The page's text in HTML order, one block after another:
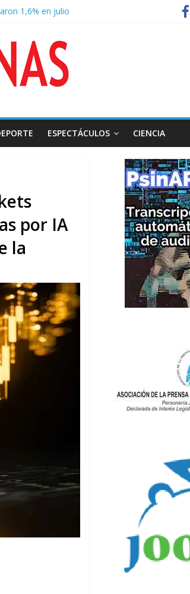
1,6% en julio
del capítulo de extranjerización
del Fuego y defiende la Ley de Tierras
Servicio Meteorológico
ESPECTÁCULOS CIENCIA
por IA
la